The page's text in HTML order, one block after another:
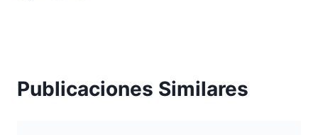
Publicaciones Similares